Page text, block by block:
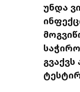
უნდა